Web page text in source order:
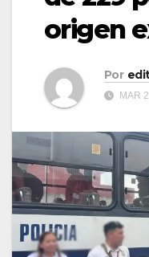
origen
Por
MAR